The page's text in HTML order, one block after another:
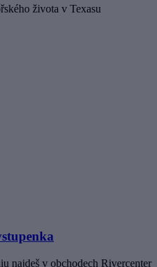
života v Texasu
najdeš v obchodech Rivercenter